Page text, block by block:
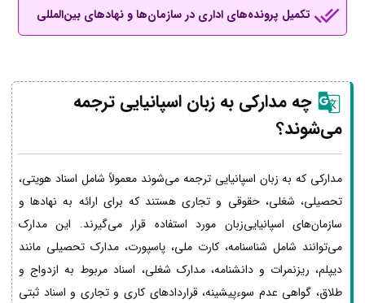
تکمیل پرونده‌های اداری در سازمان‌ها و نهادهای بین‌المللی
چه مدارکی به زبان اسپانیایی ترجمه
می‌شوند؟
مدارکی که به زبان اسپانیایی ترجمه می‌شوند معمولاً شامل اسناد هویتی،
تحصیلی، شغلی، حقوقی و تجاری هستند که برای ارائه به نهادها و
سازمان‌های اسپانیایی‌زبان مورد استفاده قرار می‌گیرند. این مدارک
می‌توانند شامل شناسنامه، کارت ملی، پاسپورت، مدارک تحصیلی مانند
دیپلم، ریزنمرات و دانشنامه، مدارک شغلی، اسناد مربوط به ازدواج و
طلاق، گواهی عدم سوءپیشینه، قراردادهای کاری و تجاری و اسناد ثبتی